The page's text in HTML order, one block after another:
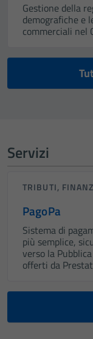
Gestione della
demografiche e
commerciali nel
Servizi
TRIBUTI,
PagoPa
Sistema di
più semplice,
verso la
offerti da